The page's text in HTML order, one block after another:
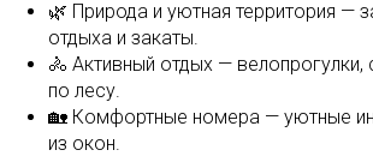
🌿 Природа и уютная территория —
отдыха и закаты.
🚴 Активный отдых — велопрогулки,
по лесу.
🏡 Комфортные номера — уютные
из окон.